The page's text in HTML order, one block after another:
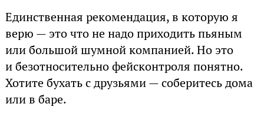
Единственная рекомендация, в которую я
верю — это что не надо приходить пьяным
или большой шумной компанией. Но это
и безотносительно фейсконтроля понятно.
Хотите бухать с друзьями — соберитесь дома
или в баре.